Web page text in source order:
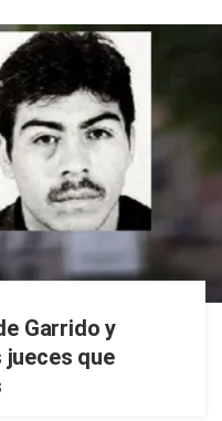
Garrido y
que